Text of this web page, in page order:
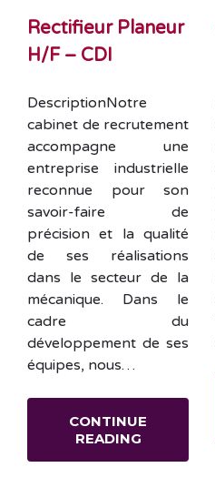
Rectifieur Planeur
H/F – CDI
DescriptionNotre
cabinet de recrutement
accompagne une
entreprise industrielle
reconnue pour son
savoir-faire de
précision et la qualité
de ses réalisations
dans le secteur de la
mécanique. Dans le
cadre du
développement de ses
équipes, nous…
CONTINUE
READING